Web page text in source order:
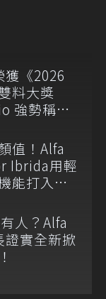
《2026
料大獎
強勢稱霸
值！Alfa
Ibrida用輕
能打入都
人？Alfa
證實全新掀